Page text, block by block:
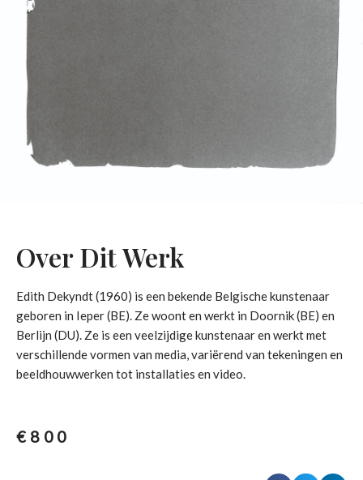
Over Dit Werk
Edith Dekyndt (1960) is een bekende Belgische kunstenaar
geboren in Ieper (BE). Ze woont en werkt in Doornik (BE) en
Berlijn (DU). Ze is een veelzijdige kunstenaar en werkt met
verschillende vormen van media, variërend van tekeningen en
beeldhouwwerken tot installaties en video.
€ 800